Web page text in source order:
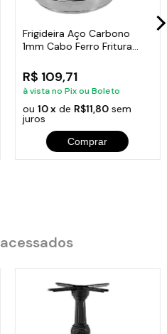
Frigideira Aço Carbono
1mm Cabo Ferro Fritura
R$ 109,71
à vista no Pix ou Boleto
ou 10 xde R$11,80sem
juros
Comprar
acessados